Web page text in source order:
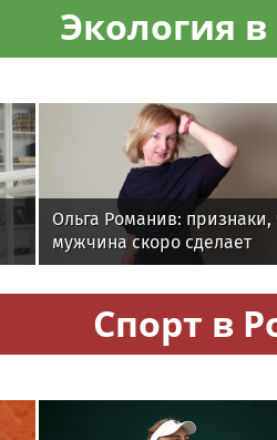
Экология
Ольга Романив: признаки,
мужчина скоро сделает
предложение
Спорт в